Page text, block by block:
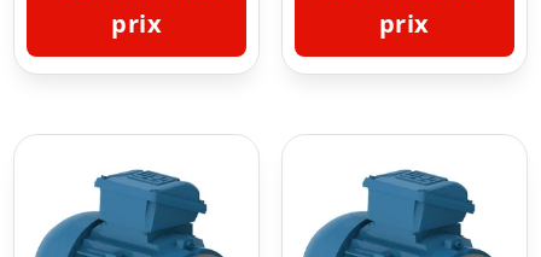
prix
prix